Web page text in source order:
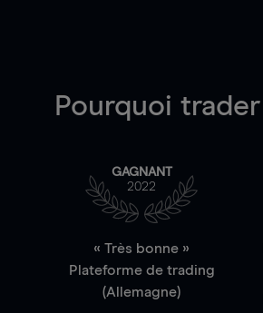
Pourquoi trader
GAGNANT
2022
« Très bonne »
Plateforme de trading
(Allemagne)